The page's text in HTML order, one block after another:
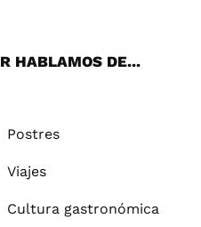
HABLAMOS DE...
Postres
Viajes
Cultura gastronómica